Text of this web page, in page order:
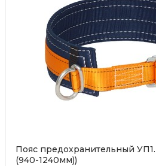
Пояс предохранительный
(940-1240мм))